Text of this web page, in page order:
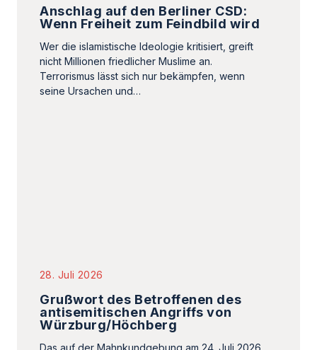
Anschlag auf den Berliner CSD:
Wenn Freiheit zum Feindbild wird
Wer die islamistische Ideologie kritisiert, greift
nicht Millionen friedlicher Muslime an.
Terrorismus lässt sich nur bekämpfen, wenn
seine Ursachen und…
28. Juli 2026
Grußwort des Betroffenen des
antisemitischen Angriffs von
Würzburg/Höchberg
Das auf der Mahnkundgebung am 24. Juli 2026